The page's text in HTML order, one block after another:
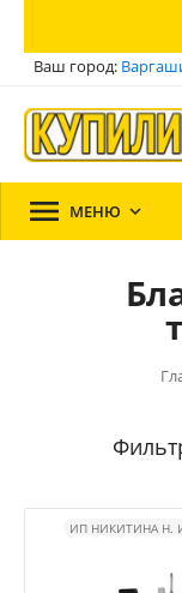
Ваш город:
 МЕНЮ 
ИП НИКИТИНА Н.